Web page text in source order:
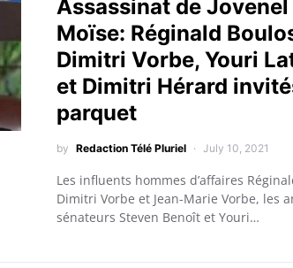
Assassinat de Jovenel
Moïse: Réginald
Dimitri Vorbe, Youri
et Dimitri Hérard
parquet
by Redaction Télé Pluriel July 10, 2021
Les influents hommes d’affaires
Dimitri Vorbe et Jean-Marie Vorbe, les
sénateurs Steven Benoît et Youri…